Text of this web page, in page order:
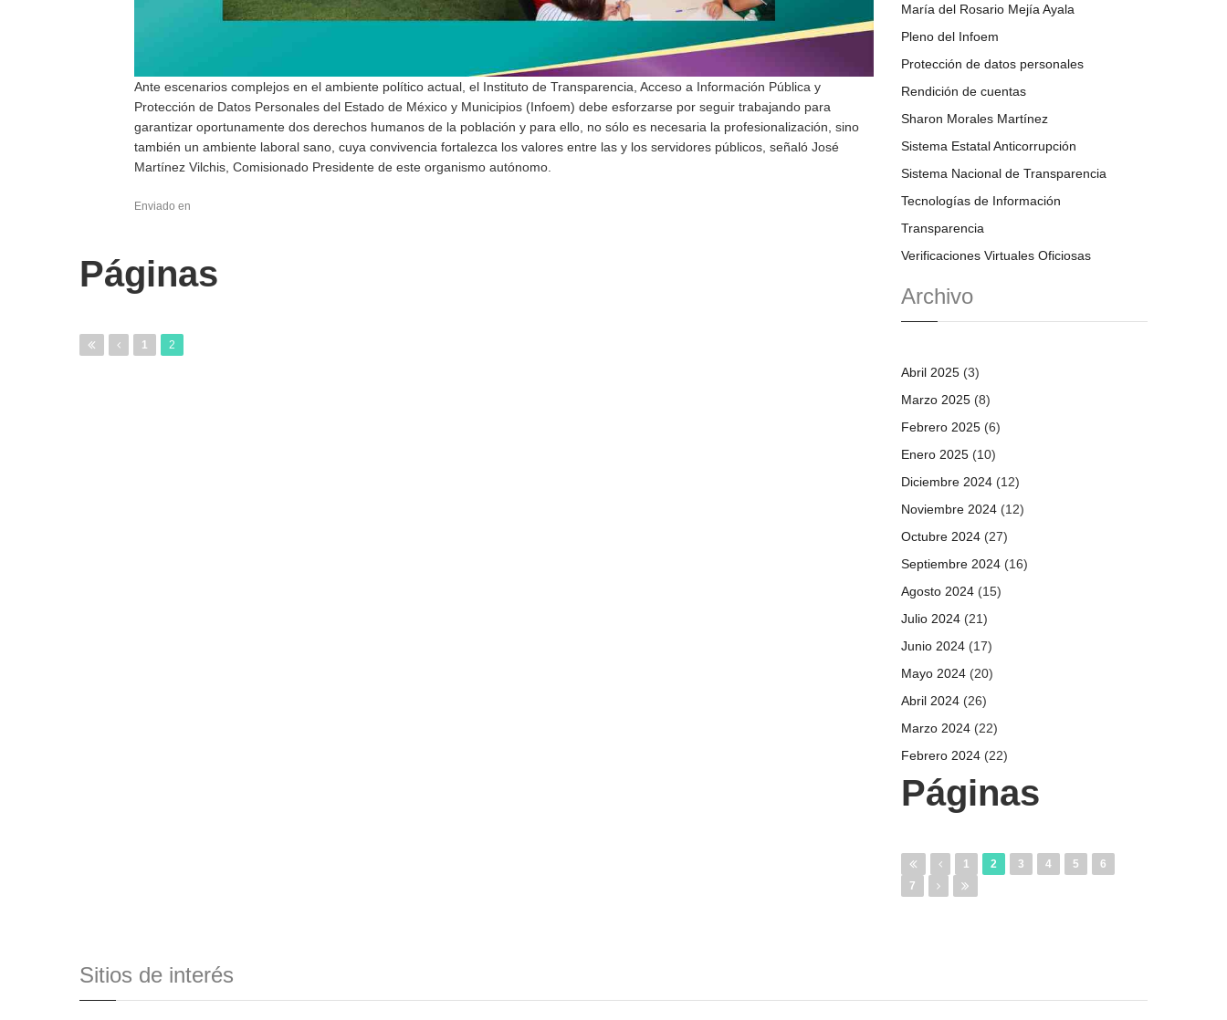
Ante escenarios complejos en el ambiente político actual, el Instituto de Transparencia, Acceso a Información Pública y
Protección de Datos Personales del Estado de México y Municipios (Infoem) debe esforzarse por seguir trabajando para
garantizar oportunamente dos derechos humanos de la población y para ello, no sólo es necesaria la profesionalización, sino
también un ambiente laboral sano, cuya convivencia fortalezca los valores entre las y los servidores públicos, señaló José
Martínez Vilchis, Comisionado Presidente de este organismo autónomo.
Enviado en
Páginas
1 2
María del Rosario Mejía Ayala
Pleno del Infoem
Protección de datos personales
Rendición de cuentas
Sharon Morales Martínez
Sistema Estatal Anticorrupción
Sistema Nacional de Transparencia
Tecnologías de Información
Transparencia
Verificaciones Virtuales Oficiosas
Archivo
Abril 2025 (3)
Marzo 2025 (8)
Febrero 2025 (6)
Enero 2025 (10)
Diciembre 2024 (12)
Noviembre 2024 (12)
Octubre 2024 (27)
Septiembre 2024 (16)
Agosto 2024 (15)
Julio 2024 (21)
Junio 2024 (17)
Mayo 2024 (20)
Abril 2024 (26)
Marzo 2024 (22)
Febrero 2024 (22)
Páginas
1 2 3 4 5
6
7
Sitios de interés